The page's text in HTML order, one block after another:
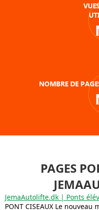
NOMBRE DE
PAGES
JemaAutolifte.dk | Ponts
PONT CISEAUX Le nouveau